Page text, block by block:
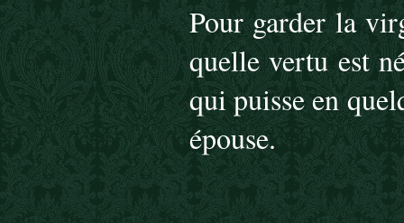
Pour garder la
quelle vertu est
qui puisse en
épouse.